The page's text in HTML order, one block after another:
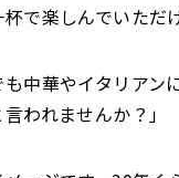
で楽しんでいただ
も中華やイタリアン
われませんか？」